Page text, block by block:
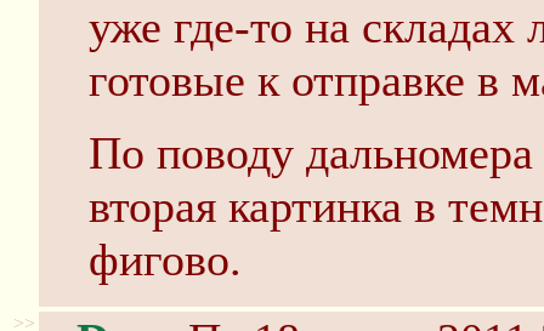
уже где-то на
готовые к отправке в
По поводу
вторая картинка в
фигово.
>>